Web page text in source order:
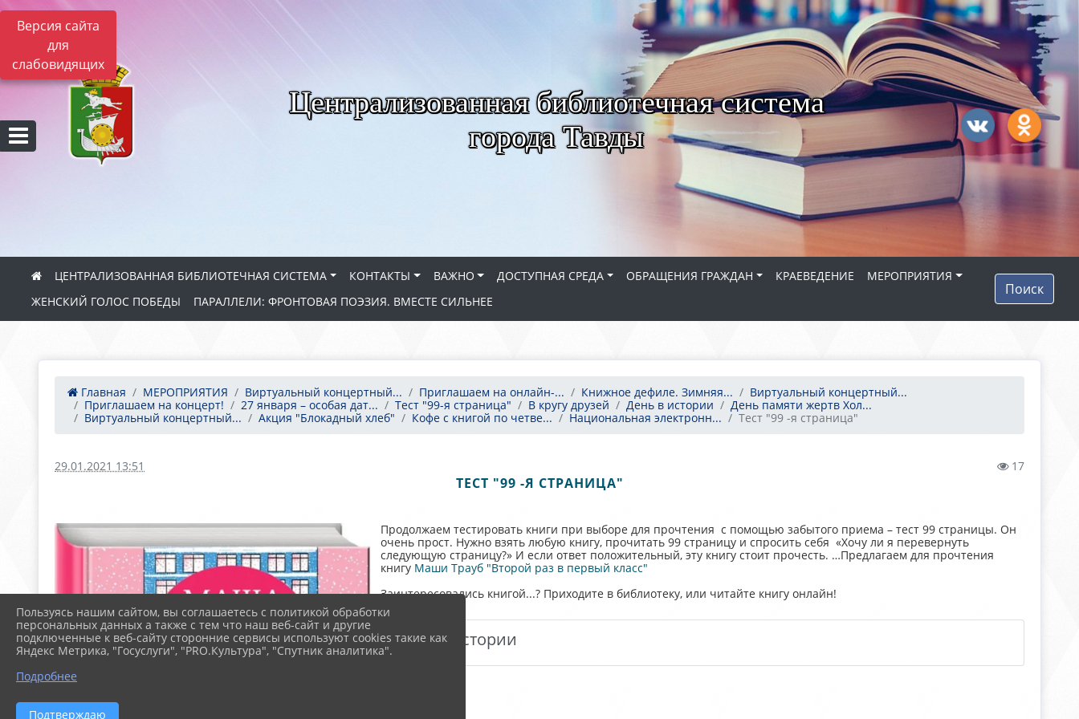
Версия сайта
для
слабовидящих
Централизованная библиотечная система
города Тавды
ЦЕНТРАЛИЗОВАННАЯ БИБЛИОТЕЧНАЯ СИСТЕМА КОНТАКТЫ ВАЖНО ДОСТУПНАЯ СРЕДА ОБРАЩЕНИЯ ГРАЖДАН КРАЕВЕДЕНИЕ
МЕРОПРИЯТИЯ
ЖЕНСКИЙ ГОЛОС ПОБЕДЫ
ПАРАЛЛЕЛИ: ФРОНТОВАЯ ПОЭЗИЯ. ВМЕСТЕ СИЛЬНЕЕ
Поиск
Главная МЕРОПРИЯТИЯ Виртуальный концертный... Приглашаем на онлайн-... Книжное дефиле. Зимняя...
Виртуальный концертный...
Приглашаем на концерт!
27 января – особая дат... Тест "99-я страница" В кругу друзей День в истории
День памяти жертв Хол...
Виртуальный концертный...
Акция "Блокадный хлеб" Кофе с книгой по четве... Национальная электронн... Тест "99 -я страница"
29.01.2021 13:51 17
ТЕСТ "99 -Я СТРАНИЦА"
Продолжаем тестировать книги при выборе для прочтения с помощью забытого приема – тест 99 страницы. Он
очень прост. Нужно взять любую книгу, прочитать 99 страницу и спросить себя «Хочу ли я перевернуть
следующую страницу?» И если ответ положительный, эту книгу стоит прочесть. …Предлагаем для прочтения
книгу Маши Трауб "Второй раз в первый класс"
Заинтересовались книгой...? Приходите в библиотеку, или читайте книгу онлайн!
День в истории
Пользуясь нашим сайтом, вы соглашаетесь с политикой обработки
персональных данных а также с тем что наш веб-сайт и другие
подключенные к веб-сайту сторонние сервисы используют cookies такие как
Яндекс Метрика, "Госуслуги", "PRO.Культура", "Спутник аналитика".
Подробнее
Подтверждаю